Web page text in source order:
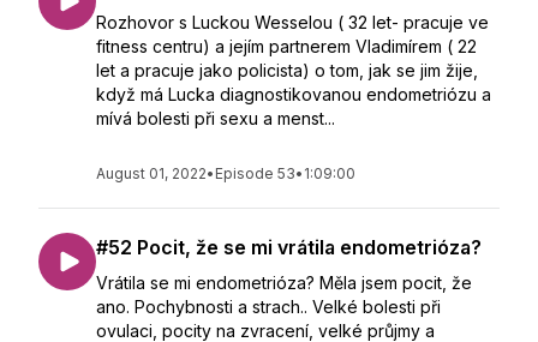
Rozhovor s Luckou Wesselou ( 32 let- pracuje ve
fitness centru) a jejím partnerem Vladimírem ( 22
let a pracuje jako policista) o tom, jak se jim žije,
když má Lucka diagnostikovanou endometriózu a
mívá bolesti při sexu a menst...
August 01, 2022• Episode 53• 1:09:00
#52 Pocit, že se mi vrátila endometrióza?
Vrátila se mi endometrióza? Měla jsem pocit, že
ano. Pochybnosti a strach.. Velké bolesti při
ovulaci, pocity na zvracení, velké průjmy a